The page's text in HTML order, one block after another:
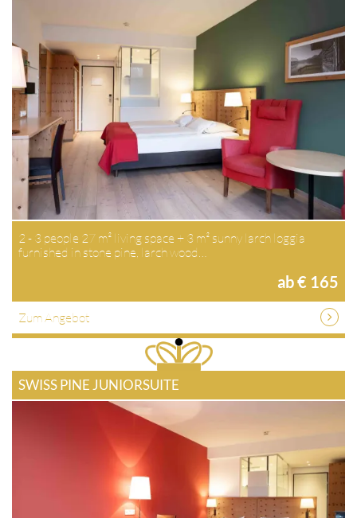
2 - 3 people 27 m² living space + 3 m² sunny larch loggia
furnished in stone pine, larch wood…
ab € 165
Zum Angebot
SWISS PINE JUNIORSUITE